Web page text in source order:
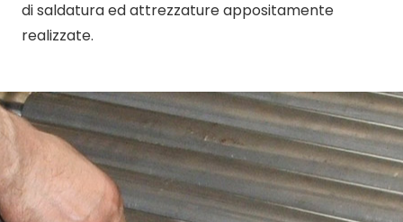
di saldatura ed attrezzature appositamente
realizzate.